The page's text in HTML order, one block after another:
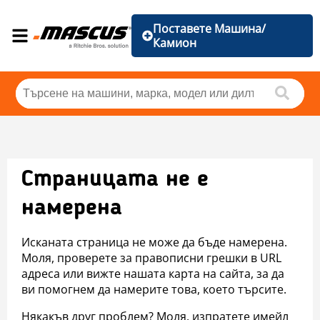
Поставете Машина/
Камион
Страницата не е
намерена
Исканата страница не може да бъде намерена.
Моля, проверете за правописни грешки в URL
адреса или вижте нашата карта на сайта, за да
ви помогнем да намерите това, което търсите.
Някакъв друг проблем? Моля, изпратете имейл